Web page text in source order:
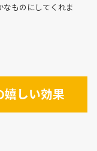
なものにしてくれま
嬉しい効果